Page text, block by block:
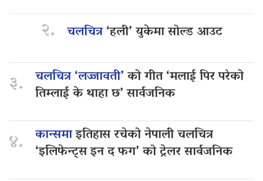
२. चलचित्र‘हली’ युकेमा सोल्ड आउट
३. चलचित्र ‘लज्जावती’को गीत ‘मलाई पिर परेको
तिम्लाई के थाहा छ’ सार्वजनिक
४. कान्समाइतिहास रचेको नेपाली चलचित्र
‘इलिफेन्ट्स इन द फग’ को ट्रेलर सार्वजनिक